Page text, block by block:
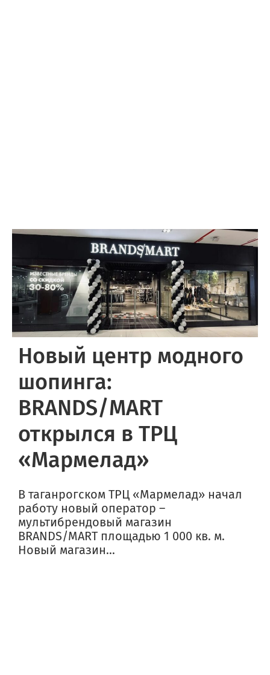
Новый центр модного
шопинга:
BRANDS/MART
открылся в ТРЦ
«Мармелад»
В таганрогском ТРЦ «Мармелад» начал
работу новый оператор –
мультибрендовый магазин
BRANDS/MART площадью 1 000 кв. м.
Новый магазин...